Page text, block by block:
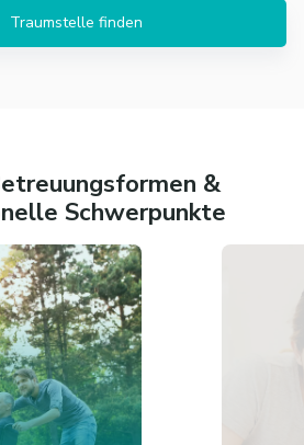
Traumstelle finden
&
Schwerpunkte